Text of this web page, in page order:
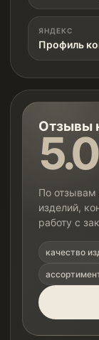
ЯНДЕКС
Профиль
Отзывы
5.0
По отзывам
изделий,
работу с
качество